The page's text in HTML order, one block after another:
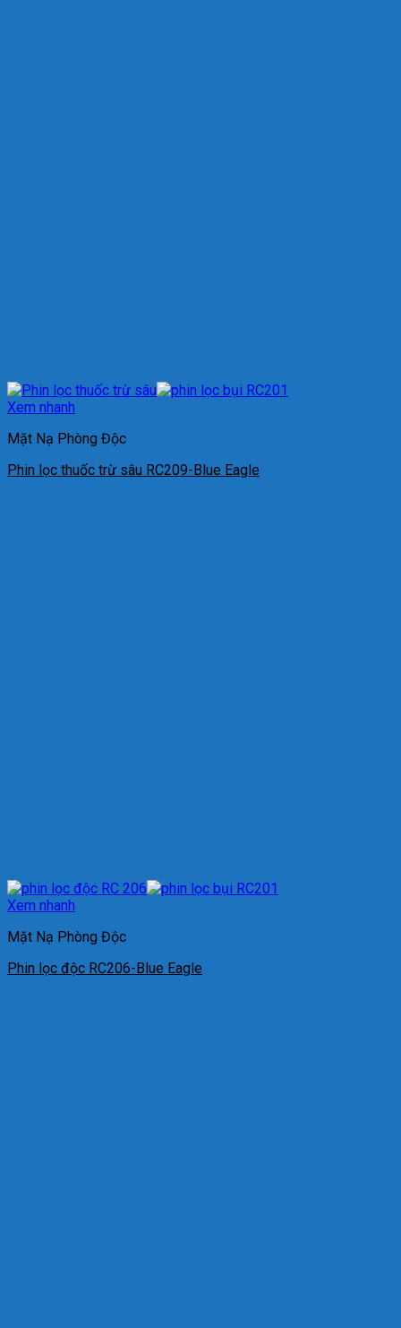
Xem nhanh
Mặt Nạ Phòng Độc
Phin lọc thuốc trừ sâu RC209-Blue Eagle
Xem nhanh
Mặt Nạ Phòng Độc
Phin lọc độc RC206-Blue Eagle